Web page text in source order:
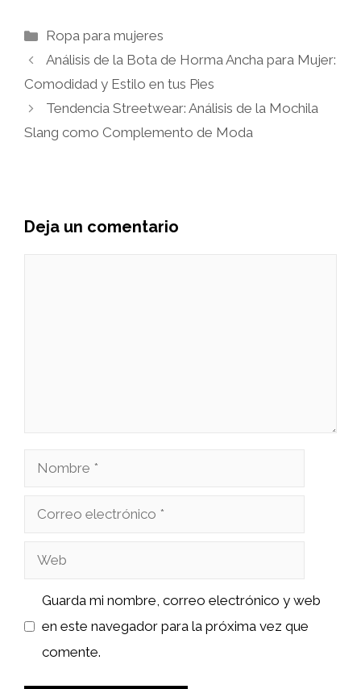
Categorías
Ropa para mujeres
Análisis de la Bota de Horma Ancha para Mujer:
Comodidad y Estilo en tus Pies
Tendencia Streetwear: Análisis de la Mochila
Slang como Complemento de Moda
Deja un comentario
Nombre
Correo
Web
Guarda mi nombre, correo electrónico y web
en este navegador para la próxima vez que
comente.